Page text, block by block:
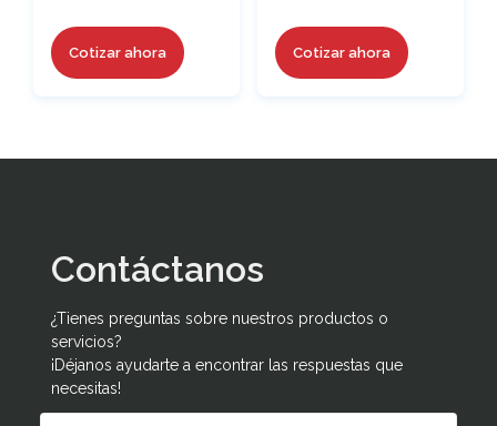
Cotizar ahora Cotizar ahora
Contáctanos
¿Tienes preguntas sobre nuestros productos o
servicios?
¡Déjanos ayudarte a encontrar las respuestas que
necesitas!